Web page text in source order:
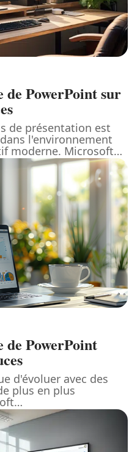
PowerPoint sur
de présentation est
l'environnement
moderne. Microsoft…
PowerPoint
d'évoluer avec des
plus en plus
…